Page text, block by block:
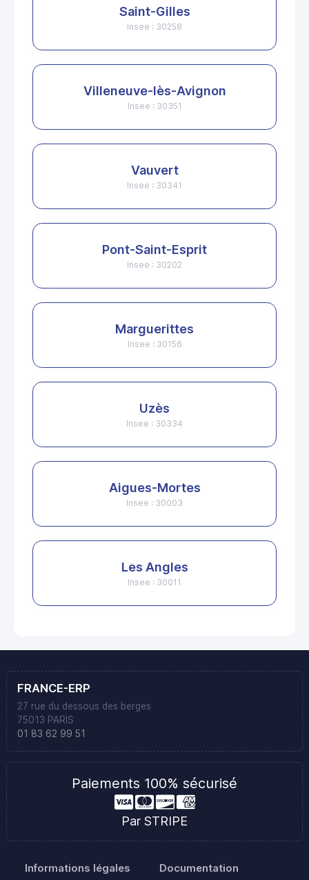
Saint-Gilles
Insee : 30258
Villeneuve-lès-Avignon
Insee : 30351
Vauvert
Insee : 30341
Pont-Saint-Esprit
Insee : 30202
Marguerittes
Insee : 30156
Uzès
Insee : 30334
Aigues-Mortes
Insee : 30003
Les Angles
Insee : 30011
FRANCE-ERP
27 rue du dessous des berges
75013 PARIS
01 83 62 99 51
Paiements 100% sécurisé
Par STRIPE
Informations légales Documentation